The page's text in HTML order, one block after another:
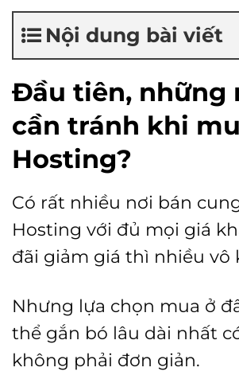
Nội dung bài viết
Đầu tiên, những
cần tránh khi
Hosting?
Có rất nhiều nơi bán
Hosting với đủ mọi giá
đãi giảm giá thì nhiều vô
Nhưng lựa chọn mua ở
thể gắn bó lâu dài nhất
không phải đơn giản.